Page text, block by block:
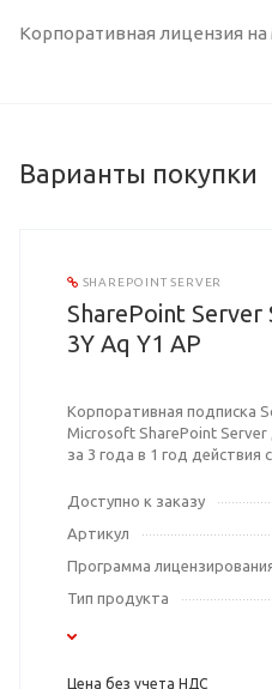
Корпоративная лицензия
Варианты покупки
SHAREPOINT SERVER
SharePoint Server
3Y Aq Y1 AP
Корпоративная подписка
Microsoft SharePoint
за 3 года в 1 год действия
Доступно к заказу
Артикул
Программа
Тип продукта
Цена без учета НДС